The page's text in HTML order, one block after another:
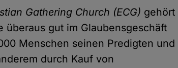
Gathering Church (ECG) gehört
gut im Glaubensgeschäft
Menschen seinen Predigten und
durch Kauf von